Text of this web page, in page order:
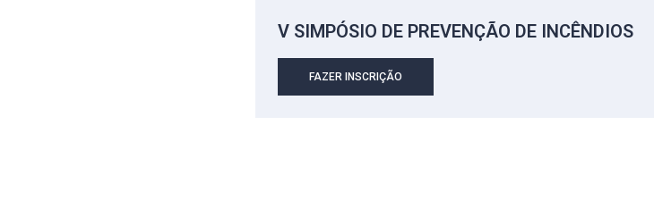
V SIMPÓSIO DE PREVENÇÃO DE INCÊNDIOS
FAZER INSCRIÇÃO